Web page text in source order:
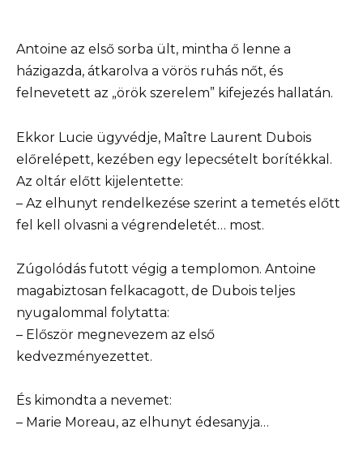
Antoine az első sorba ült, mintha ő lenne a
házigazda, átkarolva a vörös ruhás nőt, és
felnevetett az „örök szerelem” kifejezés hallatán.
Ekkor Lucie ügyvédje, Maître Laurent Dubois
előrelépett, kezében egy lepecsételt borítékkal.
Az oltár előtt kijelentette:
– Az elhunyt rendelkezése szerint a temetés előtt
fel kell olvasni a végrendeletét… most.
Zúgolódás futott végig a templomon. Antoine
magabiztosan felkacagott, de Dubois teljes
nyugalommal folytatta:
– Először megnevezem az első
kedvezményezettet.
És kimondta a nevemet:
– Marie Moreau, az elhunyt édesanyja…